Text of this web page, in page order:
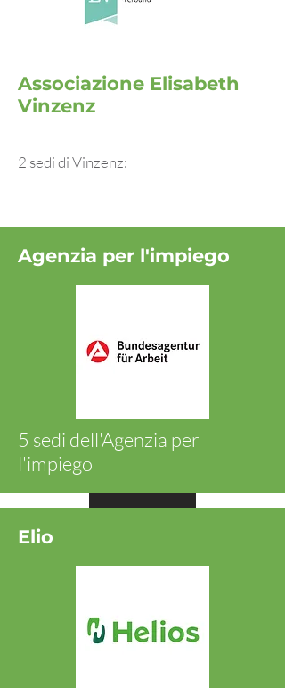
Associazione Elisabeth
Vinzenz
2 sedi di Vinzenz:
Agenzia per l'impiego
5 sedi dell'Agenzia per
l'impiego
Ansehen
Elio